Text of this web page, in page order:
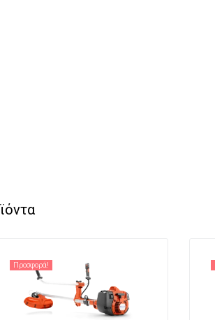
Προσφορά!